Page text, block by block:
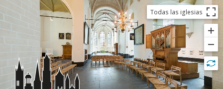
Todas las iglesias